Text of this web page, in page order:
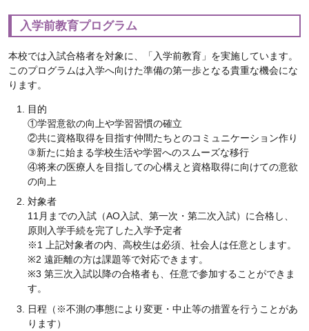
入学前教育プログラム
本校では入試合格者を対象に、「入学前教育」を実施しています。
このプログラムは入学へ向けた準備の第一歩となる貴重な機会にな
ります。
目的
①学習意欲の向上や学習習慣の確立
②共に資格取得を目指す仲間たちとのコミュニケーション作り
③新たに始まる学校生活や学習へのスムーズな移行
④将来の医療人を目指しての心構えと資格取得に向けての意欲
の向上
対象者
11月までの入試（AO入試、第一次・第二次入試）に合格し、
原則入学手続を完了した入学予定者
※1 上記対象者の内、高校生は必須、社会人は任意とします。
※2 遠距離の方は課題等で対応できます。
※3 第三次入試以降の合格者も、任意で参加することができま
す。
日程（※不測の事態により変更・中止等の措置を行うことがあ
ります）